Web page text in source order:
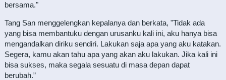
bersama."
Tang San menggelengkan kepalanya dan berkata, "Tidak ada
yang bisa membantuku dengan urusanku kali ini, aku hanya bisa
mengandalkan diriku sendiri. Lakukan saja apa yang aku katakan.
Segera, kamu akan tahu apa yang akan aku lakukan. Jika kali ini
bisa sukses, maka segala sesuatu di masa depan dapat
berubah.”